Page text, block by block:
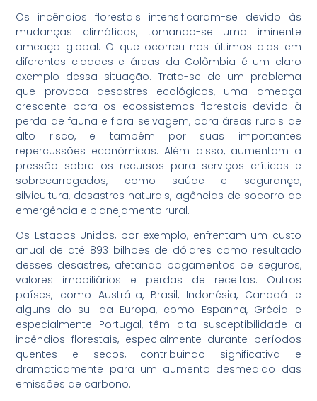
Os incêndios florestais intensificaram-se devido às
mudanças climáticas, tornando-se uma iminente
ameaça global. O que ocorreu nos últimos dias em
diferentes cidades e áreas da Colômbia é um claro
exemplo dessa situação. Trata-se de um problema
que provoca desastres ecológicos, uma ameaça
crescente para os ecossistemas florestais devido à
perda de fauna e flora selvagem, para áreas rurais de
alto risco, e também por suas importantes
repercussões econômicas. Além disso, aumentam a
pressão sobre os recursos para serviços críticos e
sobrecarregados, como saúde e segurança,
silvicultura, desastres naturais, agências de socorro de
emergência e planejamento rural.
Os Estados Unidos, por exemplo, enfrentam um custo
anual de até 893 bilhões de dólares como resultado
desses desastres, afetando pagamentos de seguros,
valores imobiliários e perdas de receitas. Outros
países, como Austrália, Brasil, Indonésia, Canadá e
alguns do sul da Europa, como Espanha, Grécia e
especialmente Portugal, têm alta susceptibilidade a
incêndios florestais, especialmente durante períodos
quentes e secos, contribuindo significativa e
dramaticamente para um aumento desmedido das
emissões de carbono.